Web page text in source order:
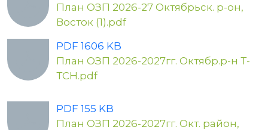
План ОЗП 2026-27 Октябрьск. р-он,
Восток (1).pdf
PDF 1606 KB
План ОЗП 2026-2027гг. Октябр.р-н Т-
ТСН.pdf
PDF 155 KB
План ОЗП 2026-2027гг. Окт. район,